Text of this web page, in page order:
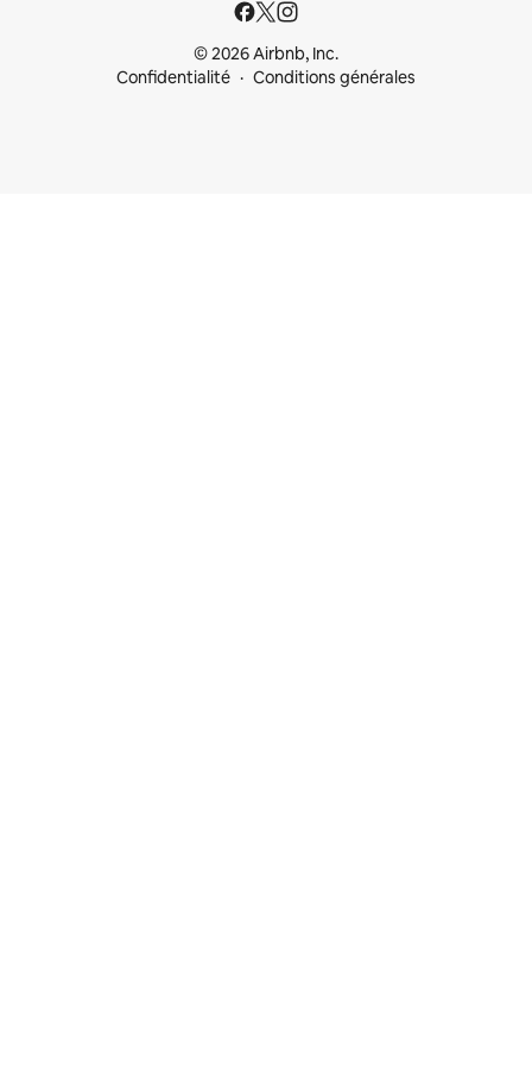
© 2026 Airbnb, Inc.
Confidentialité
Conditions générales